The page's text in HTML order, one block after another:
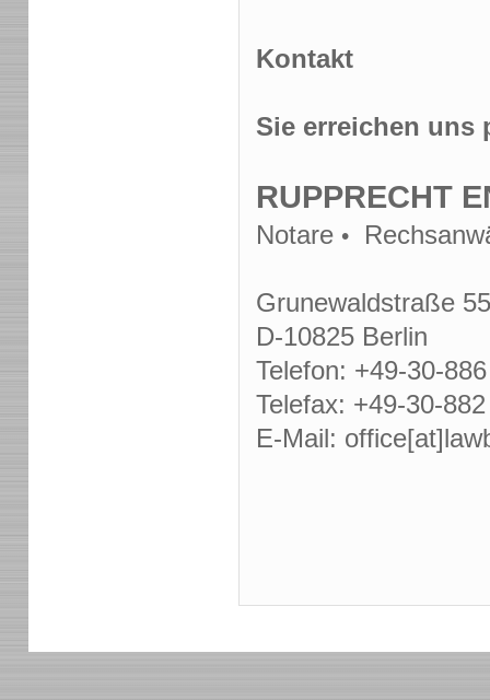
Kontakt
Sie erreichen uns
RUPPRECHT
Notare •
Grunewaldstraße 55
D-10825 Berlin
Telefon: +49-30-
Telefax: +49-30-
E-Mail: